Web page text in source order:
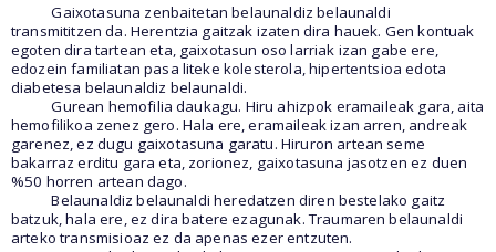
Gaixotasuna zenbaitetan belaunaldiz belaunaldi
transmititzen da. Herentzia gaitzak izaten dira hauek. Gen kontuak
egoten dira tartean eta, gaixotasun oso larriak izan gabe ere,
edozein familiatan pasa liteke kolesterola, hipertentsioa edota
diabetesa belaunaldiz belaunaldi.
Gurean hemofilia daukagu. Hiru ahizpok eramaileak gara, aita
hemofilikoa zenez gero. Hala ere, eramaileak izan arren, andreak
garenez, ez dugu gaixotasuna garatu. Hiruron artean seme
bakarraz erditu gara eta, zorionez, gaixotasuna jasotzen ez duen
%50 horren artean dago.
Belaunaldiz belaunaldi heredatzen diren bestelako gaitz
batzuk, hala ere, ez dira batere ezagunak. Traumaren belaunaldi
arteko transmisioaz ez da apenas ezer entzuten.